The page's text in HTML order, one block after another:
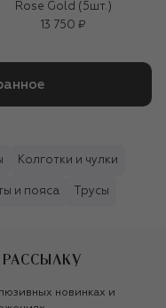
Rose Gold (5шт.)
13 750 ₽
Колготки и чулки
и пояса Трусы
новинках и